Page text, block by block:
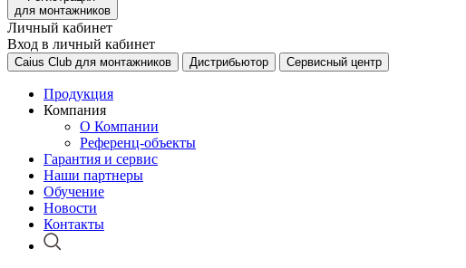
для монтажников
Личный кабинет
Вход в личный кабинет
Caius Club для монтажников Дистрибьютор Сервисный центр
Продукция
Компания
О Компании
Референц-объекты
Гарантия и сервис
Наши партнеры
Обучение
Новости
Контакты